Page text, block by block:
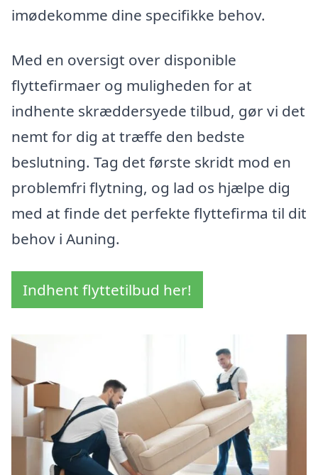
imødekomme dine specifikke behov.
Med en oversigt over disponible
flyttefirmaer og muligheden for at
indhente skræddersyede tilbud, gør vi det
nemt for dig at træffe den bedste
beslutning. Tag det første skridt mod en
problemfri flytning, og lad os hjælpe dig
med at finde det perfekte flyttefirma til dit
behov i Auning.
Indhent flyttetilbud her!